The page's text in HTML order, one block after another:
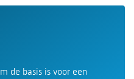
de basis is voor een